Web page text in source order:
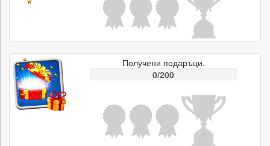
Получени подаръци.
0/200